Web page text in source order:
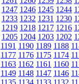
1247 1246 1245 1244
1233 1232 1231 1230
1219 1218 1217 1216
1205 1204 1203 1202
1191 1190 1189 1188
1177 1176 1175 1174
1163 1162 1161 1160
1149 1148 1147 1146